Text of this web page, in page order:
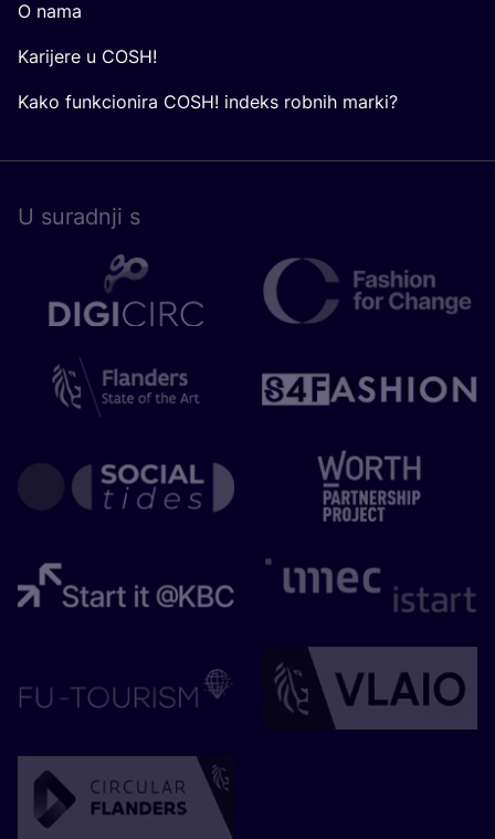
O nama
Karijere u COSH!
Kako funkcionira COSH! indeks robnih marki?
U surad­nji s